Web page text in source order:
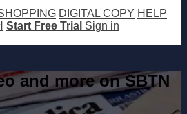
DIGITAL COPY HELP
Start Free Trial Sign in
and more on SBTN